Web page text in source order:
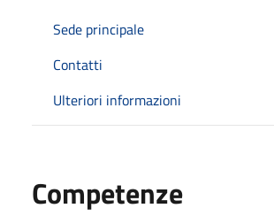
Sede principale
Contatti
Ulteriori informazioni
Competenze